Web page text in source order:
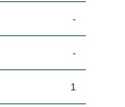
-
-
1